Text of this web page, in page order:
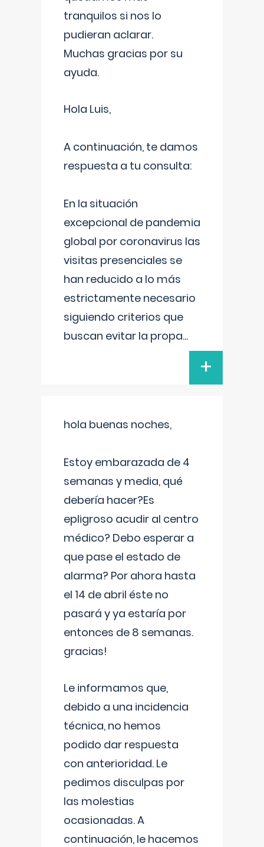
tranquilos si nos lo
pudieran aclarar.
Muchas gracias por su
ayuda.
Hola Luis,
A continuación, te damos
respuesta a tu consulta:
En la situación
excepcional de pandemia
global por coronavirus las
visitas presenciales se
han reducido a lo más
estrictamente necesario
siguiendo criterios que
buscan evitar la propa...
+
hola buenas noches,
Estoy embarazada de 4
semanas y media, qué
debería hacer?Es
epligroso acudir al centro
médico? Debo esperar a
que pase el estado de
alarma? Por ahora hasta
el 14 de abril éste no
pasará y ya estaría por
entonces de 8 semanas.
gracias!
Le informamos que,
debido a una incidencia
técnica, no hemos
podido dar respuesta
con anterioridad. Le
pedimos disculpas por
las molestias
ocasionadas. A
continuación, le hacemos